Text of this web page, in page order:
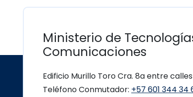
Ministerio de
Comunicaciones
Edificio Murillo Toro Cra. 8a entre calles
Teléfono Conmutador: +57 601 344 34